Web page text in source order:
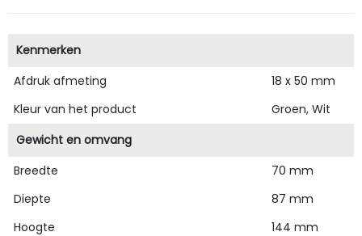
Kenmerken
Afdruk afmeting
18 x 50 mm
Kleur van het product
Groen, Wit
Gewicht en omvang
Breedte
70 mm
Diepte
87 mm
Hoogte
144 mm